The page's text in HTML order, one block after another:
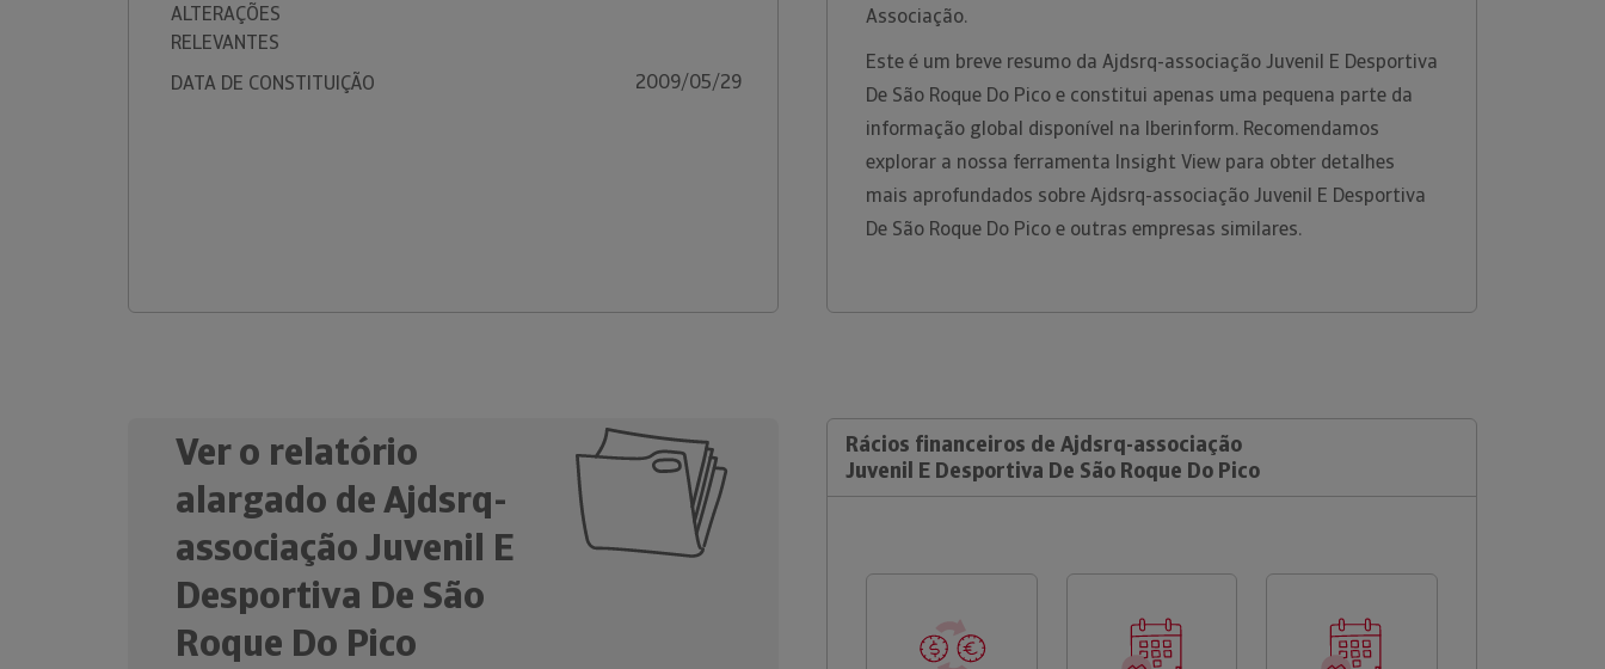
ALTERAÇÕES
RELEVANTES
DATA DE CONSTITUIÇÃO 2009/05/29
Associação.
Este é um breve resumo da Ajdsrq-associação Juvenil E Desportiva
De São Roque Do Pico e constitui apenas uma pequena parte da
informação global disponível na Iberinform. Recomendamos
explorar a nossa ferramenta Insight View para obter detalhes
mais aprofundados sobre Ajdsrq-associação Juvenil E Desportiva
De São Roque Do Pico e outras empresas similares.
Ver o relatório
alargado de Ajdsrq-
associação Juvenil E
Desportiva De São
Roque Do Pico
Rácios financeiros de Ajdsrq-associação
Juvenil E Desportiva De São Roque Do Pico